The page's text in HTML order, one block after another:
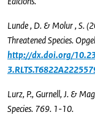
Lunde , D. & Molur , S.
Threatened Species.
http://dx.doi.org/
Lurz, P., Gurnell, J. &
Species. 769. 1-10.